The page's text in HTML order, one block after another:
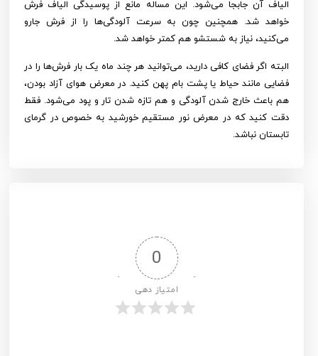
الیاف آن جابجا می‌شود. این مساله مانع از پوسیدگی الیاف فرش
خواهد شد. همچنین چون به سرعت آلودگی‌ها را از فرش جارو
می‌کنید، نیاز به شستشو هم کمتر خواهد شد.
البته اگر فضای کافی دارید، می‌توانید هر چند ماه یک بار فرش‌ها را در
فضایی مانند حیاط یا پشت بام پهن کنید. در معرض هوای آزاد بودن،
هم باعث خارج شدن آلودگی و هم تازه شدن تار و پود می‌شود. فقط
دقت کنید که در معرض نور مستقیم خورشید به خصوص در گرمای
تابستان نباشد.
0
امتیاز دهی